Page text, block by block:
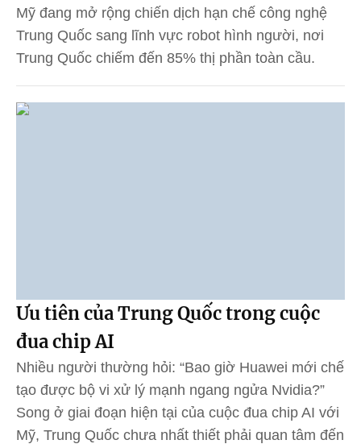
Mỹ đang mở rộng chiến dịch hạn chế công nghệ
Trung Quốc sang lĩnh vực robot hình người, nơi
Trung Quốc chiếm đến 85% thị phần toàn cầu.
Ưu tiên của Trung Quốc trong cuộc
đua chip AI
Nhiều người thường hỏi: “Bao giờ Huawei mới chế
tạo được bộ vi xử lý mạnh ngang ngửa Nvidia?”
Song ở giai đoạn hiện tại của cuộc đua chip AI với
Mỹ, Trung Quốc chưa nhất thiết phải quan tâm đến